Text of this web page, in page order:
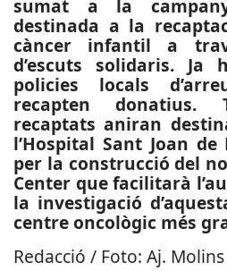
sumat a la
destinada a la
càncer infantil a
d’escuts solidaris.
policies locals
recapten donatius.
recaptats aniran
l’Hospital Sant Joan
per la construcció del
Center que facilitarà
la investigació
centre oncològic més
Redacció / Foto: Aj.